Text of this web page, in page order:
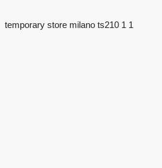
temporary store milano ts210 1 1